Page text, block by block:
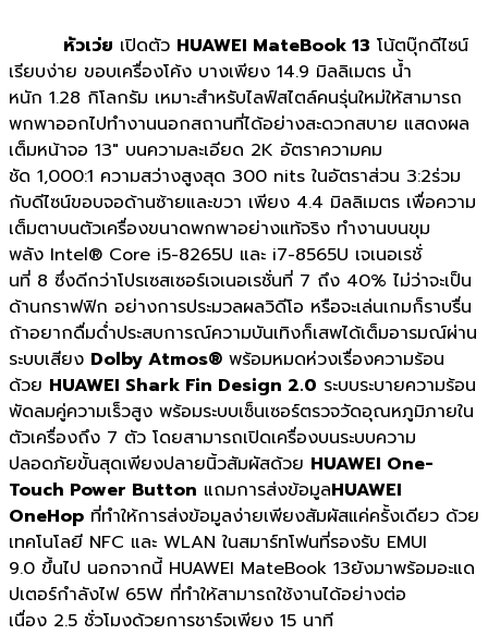
หัวเว่ย เปิดตัว HUAWEI MateBook 13 โน้ตบุ๊กดีไซน์
เรียบง่าย ขอบเครื่องโค้ง บางเพียง 14.9 มิลลิเมตร น้ำ
หนัก 1.28 กิโลกรัม เหมาะสำหรับไลฟ์สไตล์คนรุ่นใหม่ให้สามารถ
พกพาออกไปทำงานนอกสถานที่ได้อย่างสะดวกสบาย แสดงผล
เต็มหน้าจอ 13″ บนความละเอียด 2K อัตราความคม
ชัด 1,000:1 ความสว่างสูงสุด 300 nits ในอัตราส่วน 3:2ร่วม
กับดีไซน์ขอบจอด้านซ้ายและขวา เพียง 4.4 มิลลิเมตร เพื่อความ
เต็มตาบนตัวเครื่องขนาดพกพาอย่างแท้จริง ทำงานบนขุม
พลัง Intel® Core i5-8265U และ i7-8565U เจเนอเรชั่
นที่ 8 ซึ่งดีกว่าโปรเซสเซอร์เจเนอเรชั่นที่ 7 ถึง 40% ไม่ว่าจะเป็น
ด้านกราฟฟิก อย่างการประมวลผลวิดีโอ หรือจะเล่นเกมก็ราบรื่น
ถ้าอยากดื่มด่ำประสบการณ์ความบันเทิงก็เสพได้เต็มอารมณ์ผ่าน
ระบบเสียง Dolby Atmos® พร้อมหมดห่วงเรื่องความร้อน
ด้วย HUAWEI Shark Fin Design 2.0 ระบบระบายความร้อน
พัดลมคู่ความเร็วสูง พร้อมระบบเซ็นเซอร์ตรวจวัดอุณหภูมิภายใน
ตัวเครื่องถึง 7 ตัว โดยสามารถเปิดเครื่องบนระบบความ
ปลอดภัยขั้นสุดเพียงปลายนิ้วสัมผัสด้วย HUAWEI One-
Touch Power Button แถมการส่งข้อมูลHUAWEI
OneHop ที่ทำให้การส่งข้อมูลง่ายเพียงสัมผัสแค่ครั้งเดียว ด้วย
เทคโนโลยี NFC และ WLAN ในสมาร์ทโฟนที่รองรับ EMUI
9.0 ขึ้นไป นอกจากนี้ HUAWEI MateBook 13ยังมาพร้อมอะแด
ปเตอร์กำลังไฟ 65W ที่ทำให้สามารถใช้งานได้อย่างต่อ
เนื่อง 2.5 ชั่วโมงด้วยการชาร์จเพียง 15 นาที